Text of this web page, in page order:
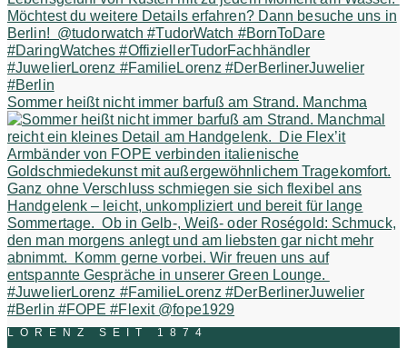
Sommer heißt nicht immer barfuß am Strand. Manchma
LORENZ SEIT 1874